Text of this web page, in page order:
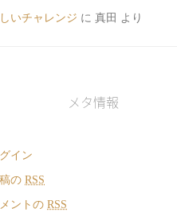
いチャレンジ に 真田 より
メタ情報
イン
の RSS
ントの RSS